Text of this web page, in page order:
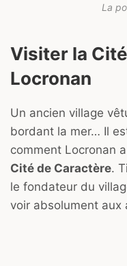
La
Visiter la
Locronan
Un ancien village
bordant la mer… Il
comment Locronan
Cité de Caractère.
le fondateur du
voir absolument aux